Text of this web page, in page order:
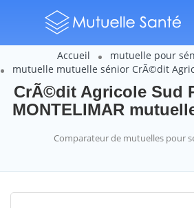
Accueil
mutuelle pour
mutuelle mutuelle sénior CrÃ©dit
CrÃ©dit Agricole Sud
MONTELIMAR
Comparateur de mutuelles pour